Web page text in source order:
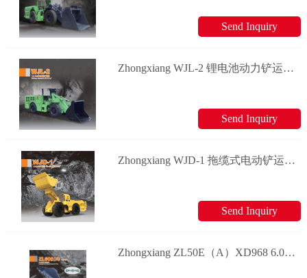
Send Inquiry
Zhongxiang WJL-2 锂电池动力铲运机 电动铲运机系列
Send Inquiry
Zhongxiang WJD-1 拖缆式电动铲运机 电动铲运机系列
Send Inquiry
Zhongxiang ZL50E（A）XD968 6.0吨井下装载机 井下装载机系列